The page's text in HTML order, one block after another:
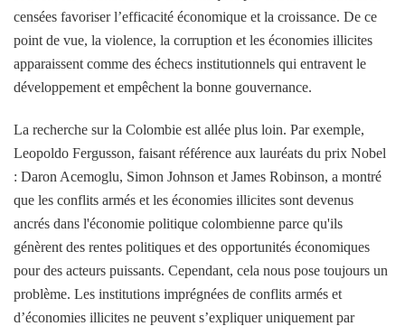
censées favoriser l’efficacité économique et la croissance. De ce
point de vue, la violence, la corruption et les économies illicites
apparaissent comme des échecs institutionnels qui entravent le
développement et empêchent la bonne gouvernance.
La recherche sur la Colombie est allée plus loin. Par exemple,
Leopoldo Fergusson, faisant référence aux lauréats du prix Nobel
: Daron Acemoglu, Simon Johnson et James Robinson, a montré
que les conflits armés et les économies illicites sont devenus
ancrés dans l'économie politique colombienne parce qu'ils
génèrent des rentes politiques et des opportunités économiques
pour des acteurs puissants. Cependant, cela nous pose toujours un
problème. Les institutions imprégnées de conflits armés et
d’économies illicites ne peuvent s’expliquer uniquement par